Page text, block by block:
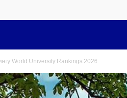
World University Rankings 2026